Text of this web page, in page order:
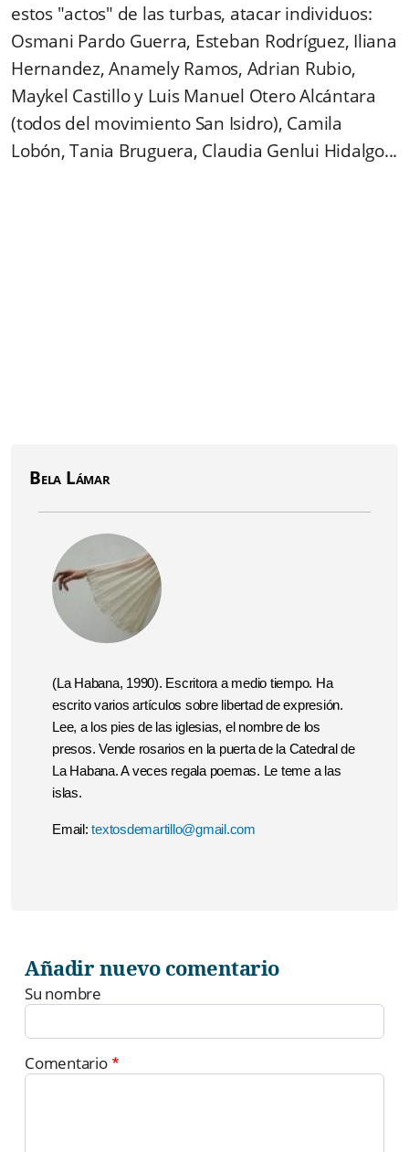
estos "actos" de las turbas, atacar individuos:
Osmani Pardo Guerra, Esteban Rodríguez, Iliana
Hernandez, Anamely Ramos, Adrian Rubio,
Maykel Castillo y Luis Manuel Otero Alcántara
(todos del movimiento San Isidro), Camila
Lobón, Tania Bruguera, Claudia Genlui Hidalgo...
Bela Lámar
(La Habana, 1990). Escritora a medio tiempo. Ha
escrito varios artículos sobre libertad de expresión.
Lee, a los pies de las iglesias, el nombre de los
presos. Vende rosarios en la puerta de la Catedral de
La Habana. A veces regala poemas. Le teme a las
islas.
Email:textosdemartillo@gmail.com
Añadir nuevo comentario
Su nombre
Comentario